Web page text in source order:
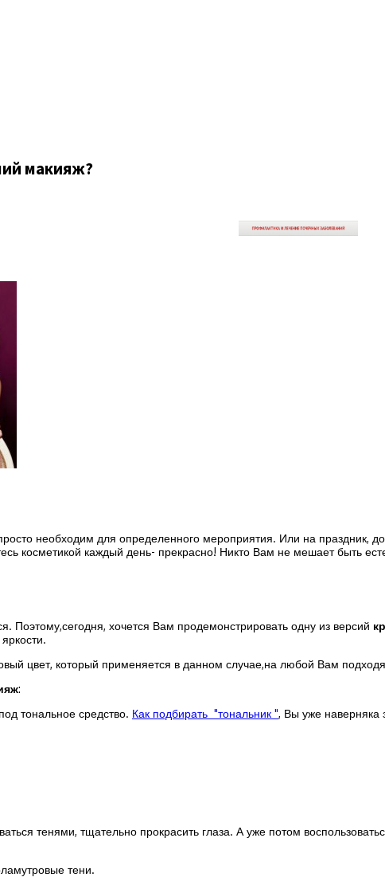
макияж?
необходим для определенного мероприятия. Или на праздник,
косметикой каждый день- прекрасно! Никто Вам не мешает быть
хочется Вам продемонстрировать одну из версий
цвет, который применяется в данном случае,на любой Вам
:
тональное средство. Как подбирать "тональник ", Вы уже наверняка
тенями, тщательно прокрасить глаза. А уже потом
тени.